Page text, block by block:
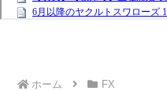
ホーム FX